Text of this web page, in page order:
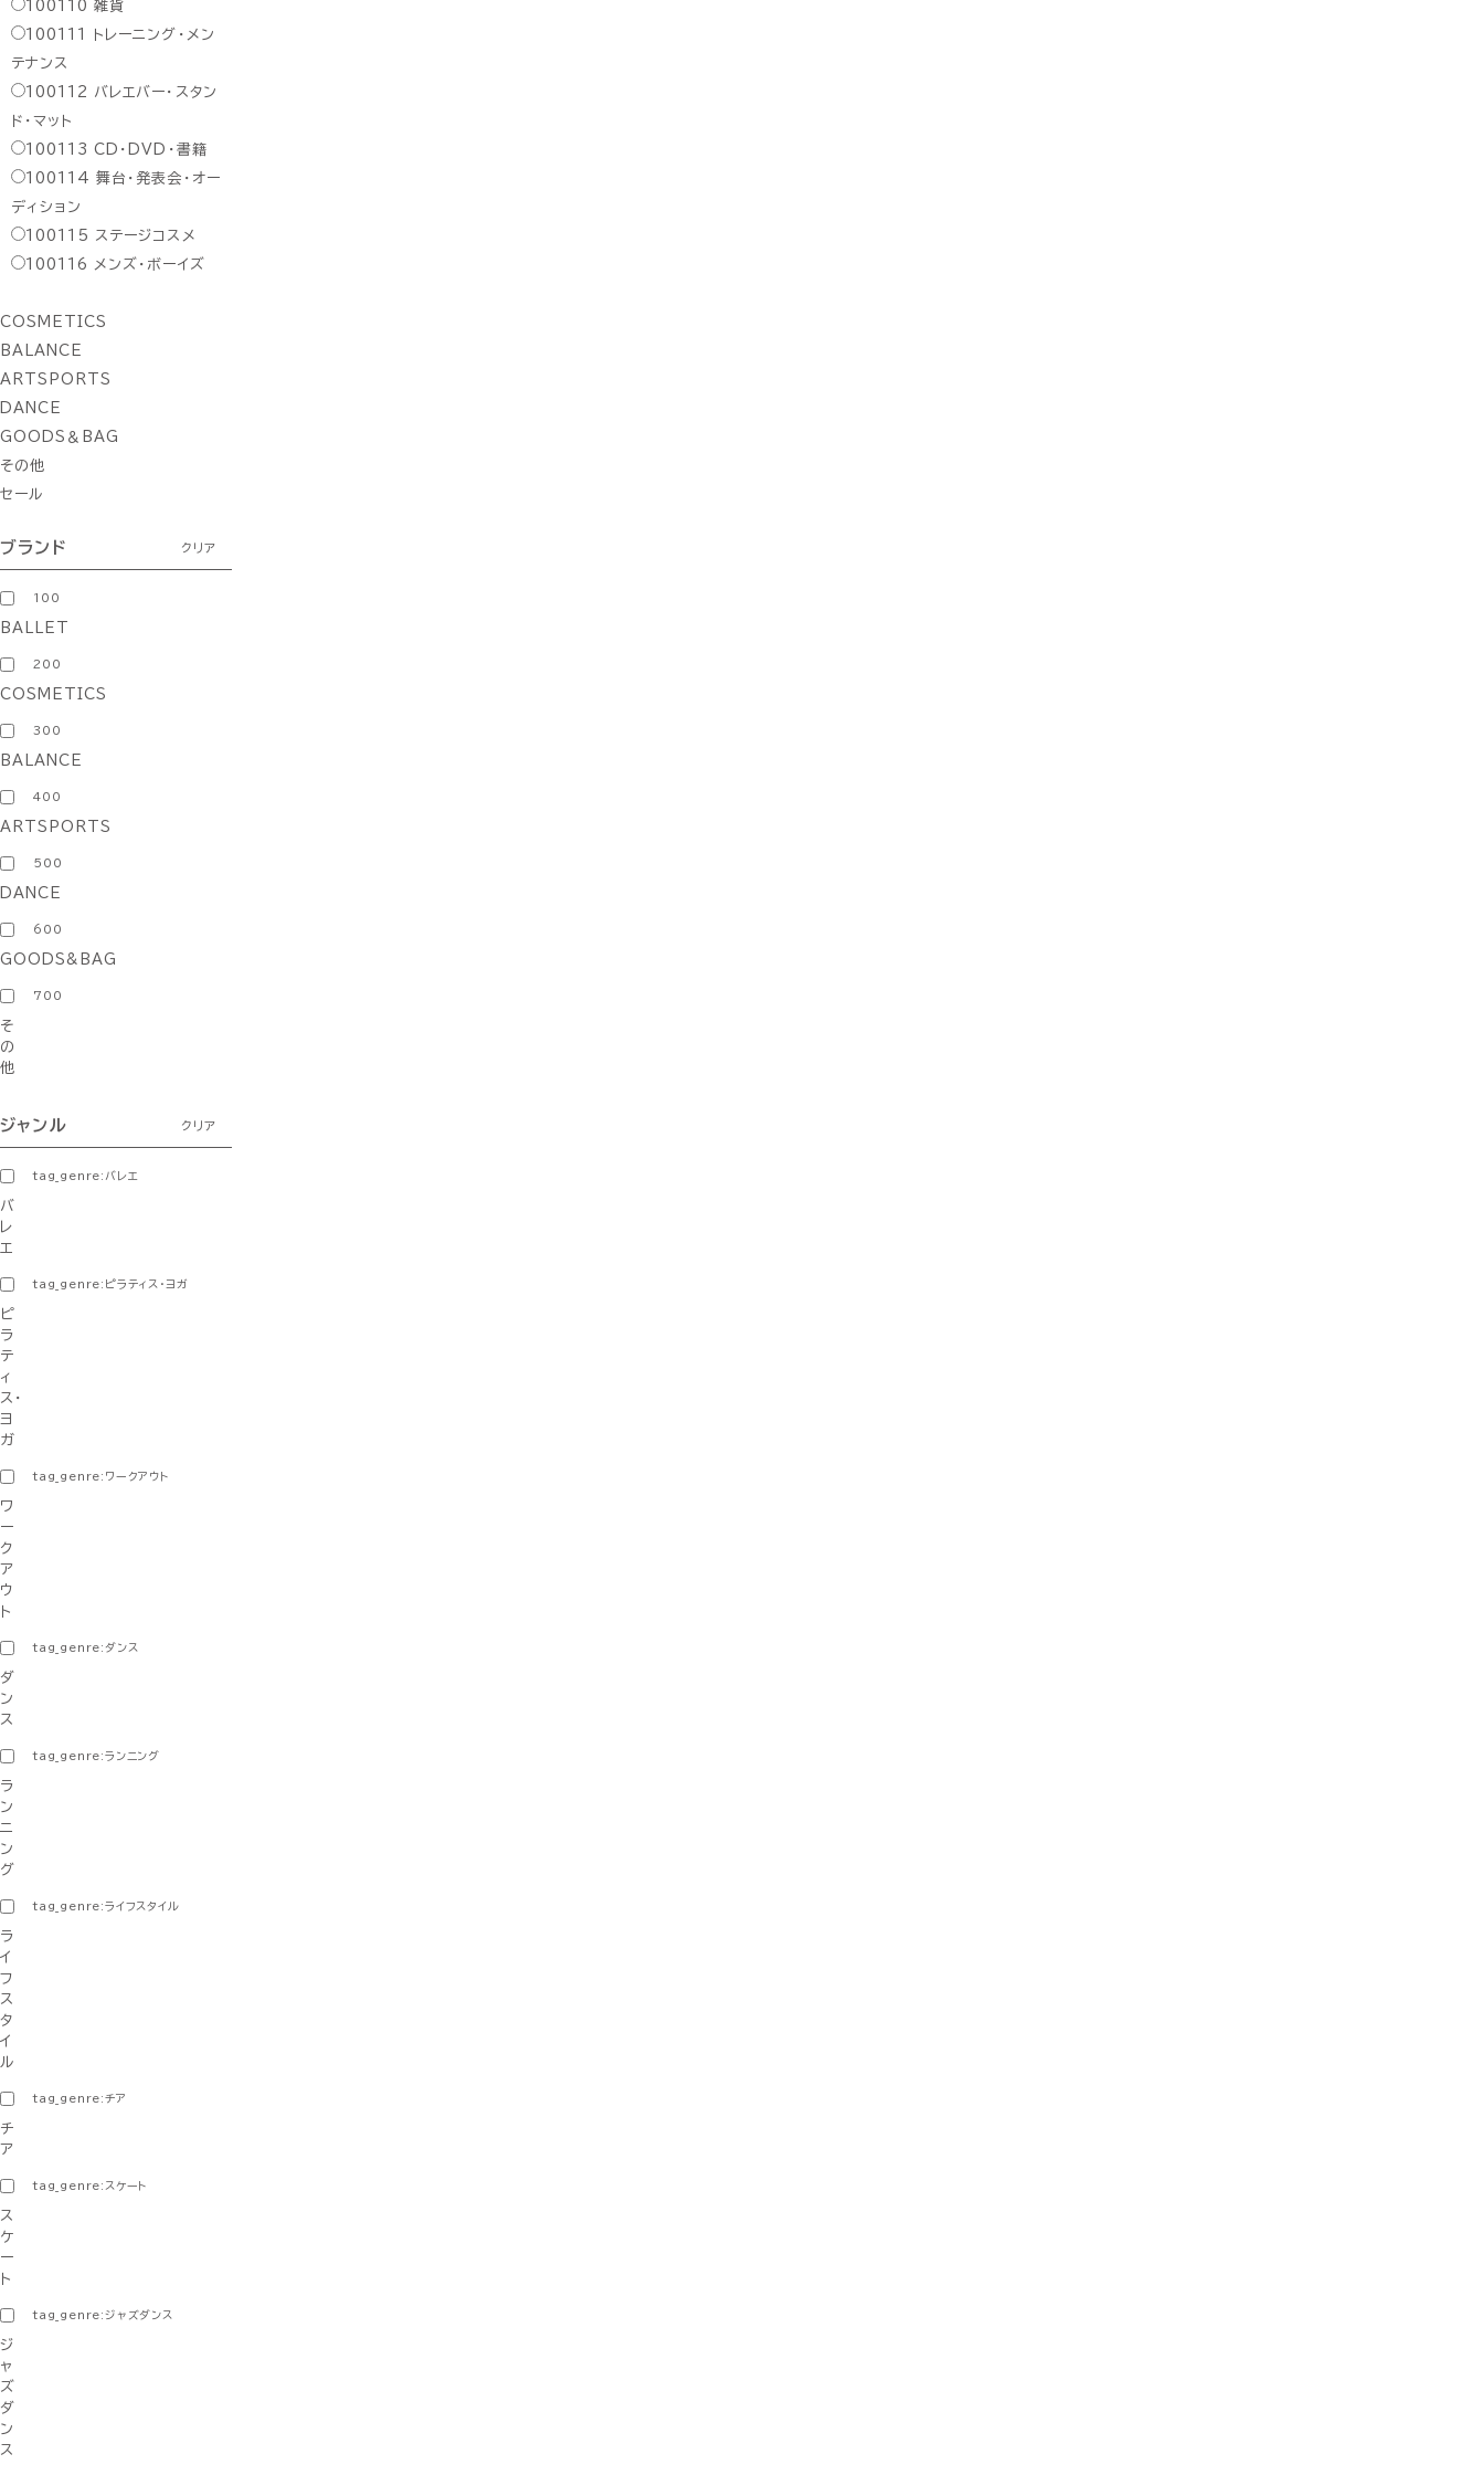
100110 雑貨
100111
トレーニング・メン
テナンス
100112
バレエバー・スタン
ド・マット
100113 CD・DVD・書籍
100114 舞台・発表会・オー
ディション
100115
ステージコスメ
100116
メンズ・ボーイズ
COSMETICS
BALANCE
ARTSPORTS
DANCE
GOODS＆BAG
その他
セール
ブランド クリア
100
BALLET
200
COSMETICS
300
BALANCE
400
ARTSPORTS
500
DANCE
600
GOODS&BAG
700
そ
の
他
ジャンル クリア
tag_genre:バレエ
バ
レ
エ
tag_genre:ピラティス・ヨガ
ピ
ラ
テ
ィ
ス・
ヨ
ガ
tag_genre:ワークアウト
ワ
ー
ク
ア
ウ
ト
tag_genre:ダンス
ダ
ン
ス
tag_genre:ランニング
ラ
ン
ニ
ン
グ
tag_genre:ライフスタイル
ラ
イ
フ
ス
タ
イ
ル
tag_genre:チア
チ
ア
tag_genre:スケート
ス
ケ
ー
ト
tag_genre:ジャズダンス
ジ
ャ
ズ
ダ
ン
ス